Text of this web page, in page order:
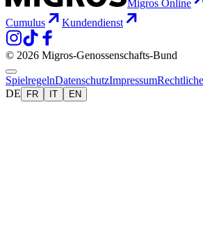
Migros Online
Cumulus
Kundendienst
© 2026 Migros-Genossenschafts-Bund
SpielregelnDatenschutzImpressum
DE
FR IT EN